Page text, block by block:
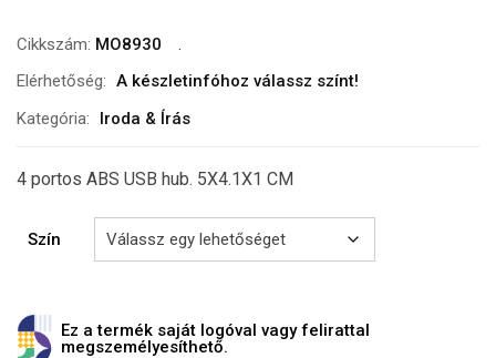
Cikkszám: MO8930
Elérhetőség: A készletinfóhoz válassz színt!
Kategória:
Iroda & Írás
4 portos ABS USB hub. 5X4.1X1 CM
Szín
Ez a termék saját logóval vagy felirattal
megszemélyesíthető.